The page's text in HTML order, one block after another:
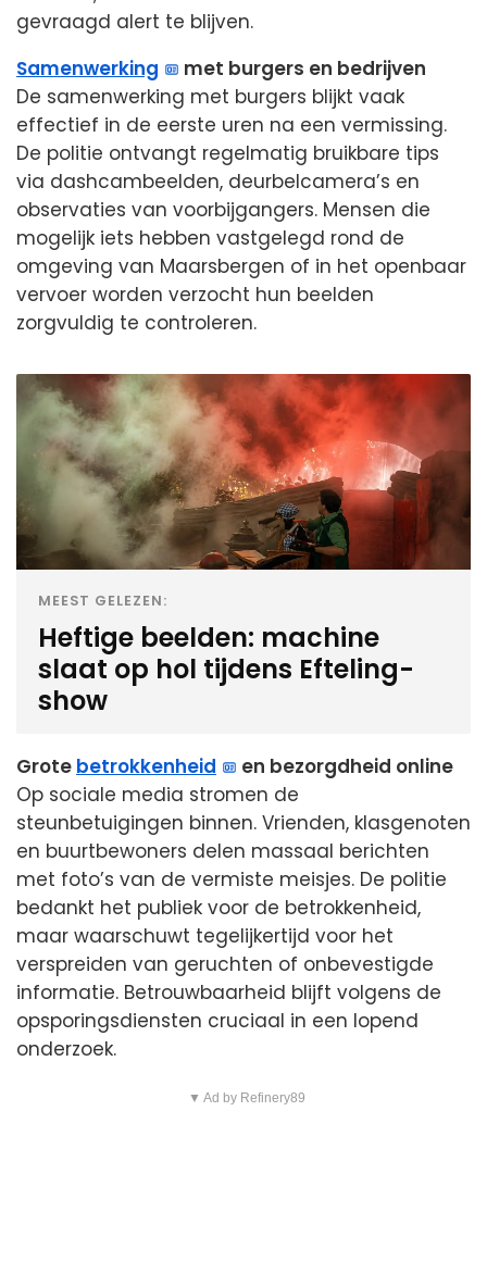
gevraagd alert te blijven.
Samenwerking
met burgers en bedrijven
De samenwerking met burgers blijkt vaak
effectief in de eerste uren na een vermissing.
De politie ontvangt regelmatig bruikbare tips
via dashcambeelden, deurbelcamera’s en
observaties van voorbijgangers. Mensen die
mogelijk iets hebben vastgelegd rond de
omgeving van Maarsbergen of in het openbaar
vervoer worden verzocht hun beelden
zorgvuldig te controleren.
MEEST GELEZEN:
Heftige beelden: machine
slaat op hol tijdens Efteling-
show
Grote betrokkenheid
en bezorgdheid online
Op sociale media stromen de
steunbetuigingen binnen. Vrienden, klasgenoten
en buurtbewoners delen massaal berichten
met foto’s van de vermiste meisjes. De politie
bedankt het publiek voor de betrokkenheid,
maar waarschuwt tegelijkertijd voor het
verspreiden van geruchten of onbevestigde
informatie. Betrouwbaarheid blijft volgens de
opsporingsdiensten cruciaal in een lopend
onderzoek.
▼ Ad by Refinery89